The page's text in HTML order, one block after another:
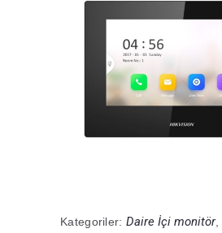
Kategoriler: Daire İçi monitör,